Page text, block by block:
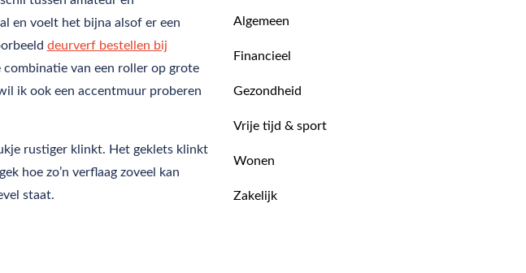
en voelt het bijna alsof er een
deurverf bestellen bij
van een roller op grote
ik ook een accentmuur proberen
rustiger klinkt. Het geklets klinkt
hoe zo’n verflaag zoveel kan
staat.
Algemeen
Financieel
Gezondheid
Vrije tijd & sport
Wonen
Zakelijk